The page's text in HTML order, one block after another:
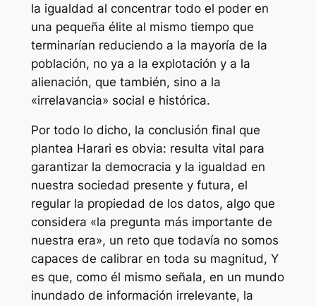
la igualdad al concentrar todo el poder en
una pequeña élite al mismo tiempo que
terminarían reduciendo a la mayoría de la
población, no ya a la explotación y a la
alienación, que también, sino a la
«irrelavancia» social e histórica.
Por todo lo dicho, la conclusión final que
plantea Harari es obvia: resulta vital para
garantizar la democracia y la igualdad en
nuestra sociedad presente y futura, el
regular la propiedad de los datos, algo que
considera «la pregunta más importante de
nuestra era», un reto que todavía no somos
capaces de calibrar en toda su magnitud, Y
es que, como él mismo señala, en un mundo
inundado de información irrelevante, la